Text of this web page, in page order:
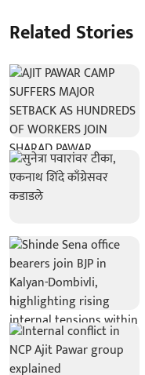
Related Stories